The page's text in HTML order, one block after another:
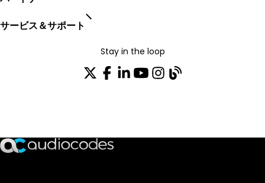
サービス＆サポート
Stay in the loop